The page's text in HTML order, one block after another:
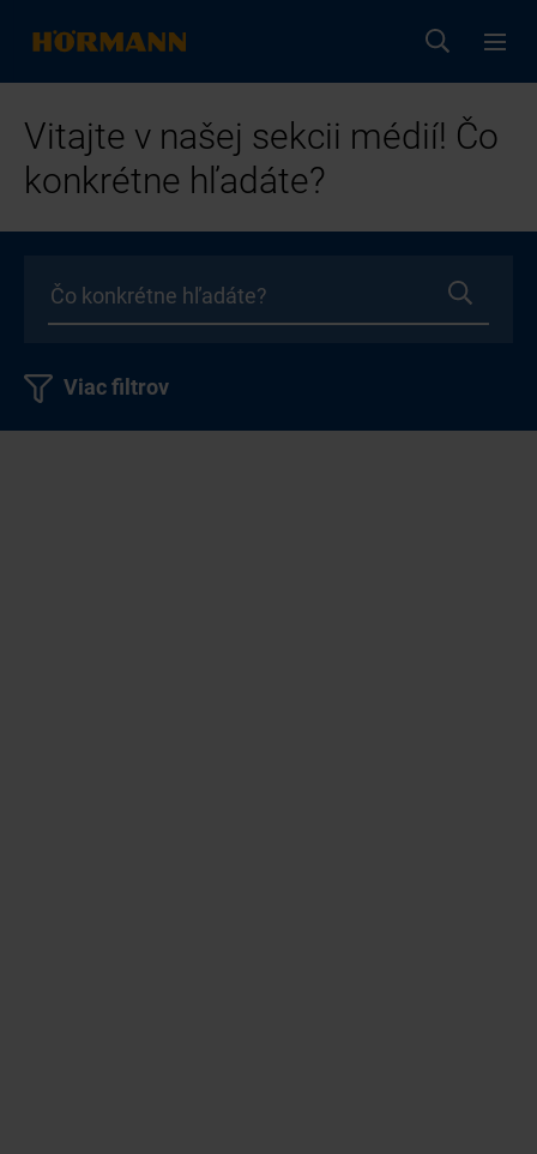
Vitajte v našej sekcii médií! Čo
konkrétne hľadáte?
Viac filtrov